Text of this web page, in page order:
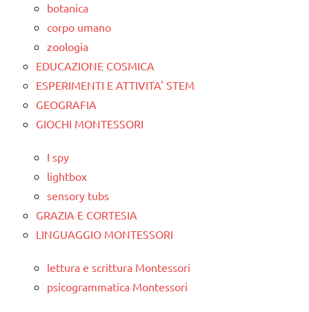
botanica
corpo umano
zoologia
EDUCAZIONE COSMICA
ESPERIMENTI E ATTIVITA' STEM
GEOGRAFIA
GIOCHI MONTESSORI
I spy
lightbox
sensory tubs
GRAZIA E CORTESIA
LINGUAGGIO MONTESSORI
lettura e scrittura Montessori
psicogrammatica Montessori